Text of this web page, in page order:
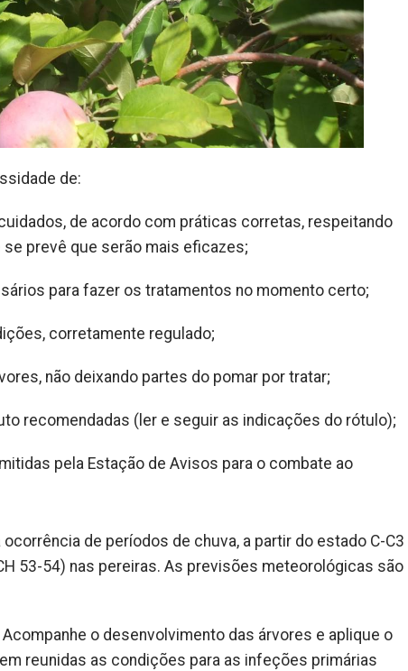
de:
de acordo com práticas corretas, respeitando
prevê que serão mais eficazes;
para fazer os tratamentos no momento certo;
corretamente regulado;
não deixando partes do pomar por tratar;
recomendadas (ler e seguir as indicações do rótulo);
pela Estação de Avisos para o combate ao
de períodos de chuva, a partir do estado C-C3
53-54) nas pereiras. As previsões meteorológicas são
o desenvolvimento das árvores e aplique o
reunidas as condições para as infeções primárias